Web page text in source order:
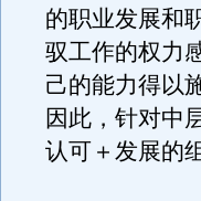
的职业发展和
驭工作的权力
己的能力得以
因此，针对中
认可＋发展的